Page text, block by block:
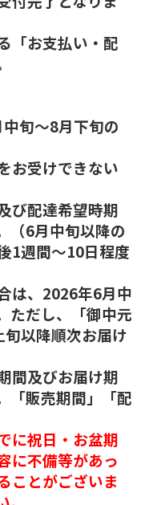
「お支払い・配
旬～8月下旬の
お受けできない
び配達希望時期
（6月中旬以降の
1週間～10日程度
は、2026年6月中
ただし、「御中元
以降順次お届け
間及びお届け期
「販売期間」「配
に祝日・お盆期
に不備等があっ
ことがございま